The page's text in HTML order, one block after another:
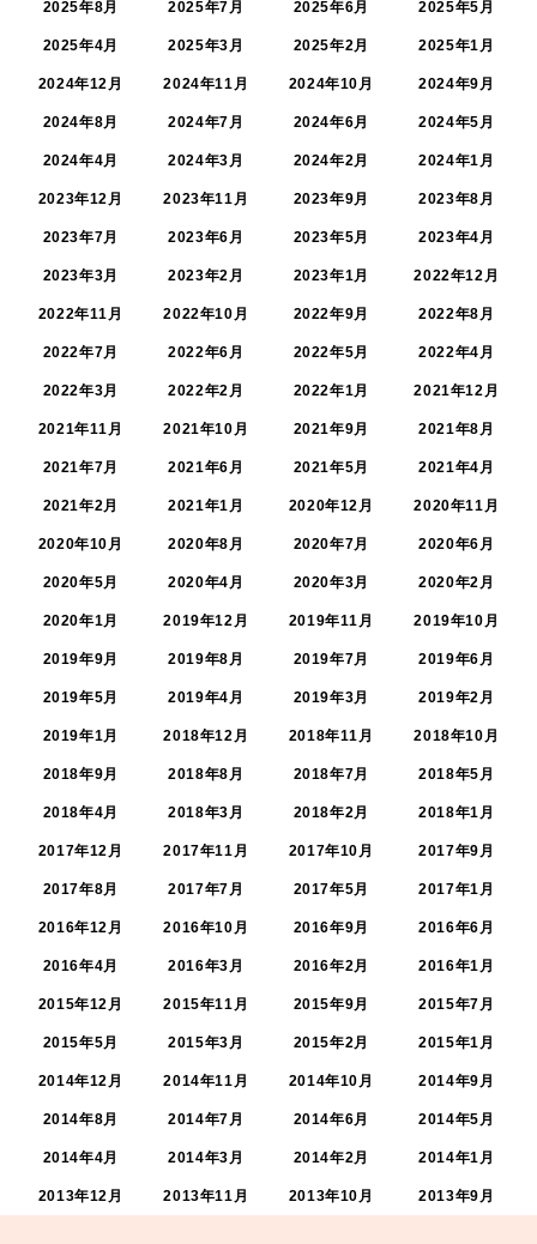
2025年8月 2025年7月 2025年6月 2025年5月
2025年4月 2025年3月 2025年2月 2025年1月
2024年12月 2024年11月 2024年10月 2024年9月
2024年8月 2024年7月 2024年6月 2024年5月
2024年4月 2024年3月 2024年2月 2024年1月
2023年12月 2023年11月 2023年9月 2023年8月
2023年7月 2023年6月 2023年5月 2023年4月
2023年3月 2023年2月 2023年1月 2022年12月
2022年11月 2022年10月 2022年9月 2022年8月
2022年7月 2022年6月 2022年5月 2022年4月
2022年3月 2022年2月 2022年1月 2021年12月
2021年11月 2021年10月 2021年9月 2021年8月
2021年7月 2021年6月 2021年5月 2021年4月
2021年2月 2021年1月 2020年12月 2020年11月
2020年10月 2020年8月 2020年7月 2020年6月
2020年5月 2020年4月 2020年3月 2020年2月
2020年1月 2019年12月 2019年11月 2019年10月
2019年9月 2019年8月 2019年7月 2019年6月
2019年5月 2019年4月 2019年3月 2019年2月
2019年1月 2018年12月 2018年11月 2018年10月
2018年9月 2018年8月 2018年7月 2018年5月
2018年4月 2018年3月 2018年2月 2018年1月
2017年12月 2017年11月 2017年10月 2017年9月
2017年8月 2017年7月 2017年5月 2017年1月
2016年12月 2016年10月 2016年9月 2016年6月
2016年4月 2016年3月 2016年2月 2016年1月
2015年12月 2015年11月 2015年9月 2015年7月
2015年5月 2015年3月 2015年2月 2015年1月
2014年12月 2014年11月 2014年10月 2014年9月
2014年8月 2014年7月 2014年6月 2014年5月
2014年4月 2014年3月 2014年2月 2014年1月
2013年12月 2013年11月 2013年10月 2013年9月